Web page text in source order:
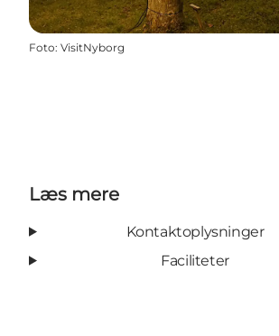
Foto: VisitNyborg
Læs mere
Kontaktoplysninger
Faciliteter